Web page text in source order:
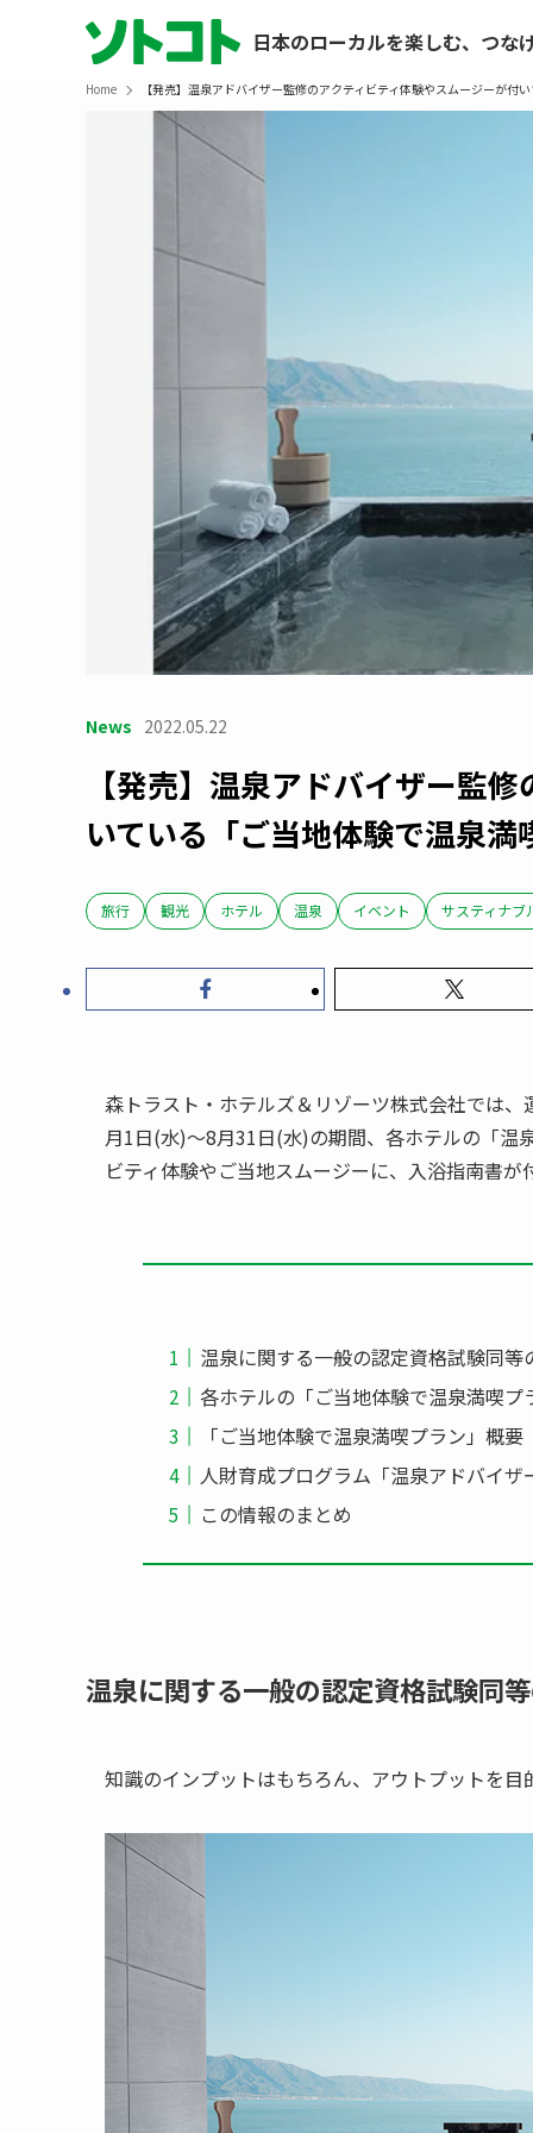
日本のローカルを楽しむ、つな
Home 【発売】温泉アドバイザー監修のアクティビティ体験やスムージーが付
News 2022.05.22
【発売】温泉アドバイザー監
いている「ご当地体験で温泉満
旅行 観光 ホテル 温泉 イベント サスティナブ
森トラスト・ホテルズ＆リゾーツ株式会社では
月1日(水)～8月31日(水)の期間、各ホテルの「温
ビティ体験やご当地スムージーに、入浴指南書
温泉に関する一般の認定資格試験同
各ホテルの「ご当地体験で温泉満喫プ
「ご当地体験で温泉満喫プラン」概要
人財育成プログラム「温泉アドバイザ
この情報のまとめ
温泉に関する一般の認定資格試験同
知識のインプットはもちろん、アウトプットを